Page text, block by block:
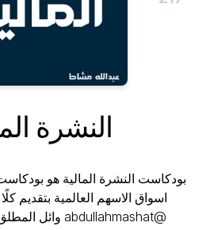
النشرة
بودكاست النشرة المالية هو
اسواق الاسهم العالمية بتقديم
@abdullahmashat وائل المطلق @almutlaqwael